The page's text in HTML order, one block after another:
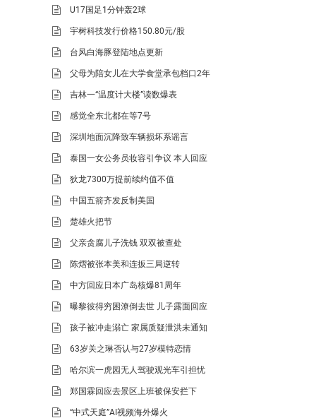
U17国足1分钟轰2球
宇树科技发行价格150.80元/股
台风白海豚登陆地点更新
父母为陪女儿在大学食堂承包档口2年
吉林一“温度计大楼”读数爆表
感觉全东北都在等7号
深圳地面沉降致车辆损坏系谣言
泰国一女公务员妆容引争议 本人回应
狄龙7300万提前续约值不值
中国五箭齐发反制美国
楚雄火把节
父亲贪腐儿子洗钱 双双被查处
陈熠被张本美和连扳三局逆转
中方回应日本广岛核爆81周年
曝黎彼得穷困潦倒去世 儿子露面回应
孩子被冲走溺亡 家属质疑泄洪未通知
63岁关之琳否认与27岁模特恋情
哈尔滨一虎园无人驾驶观光车引担忧
郑国霖回应去景区上班被保安拦下
“中式天庭”AI视频海外爆火